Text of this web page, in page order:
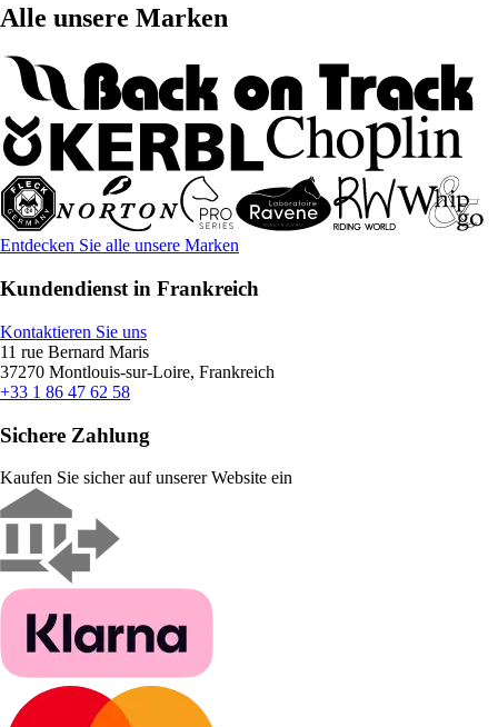
Alle unsere Marken
Entdecken Sie alle unsere Marken
Kundendienst in Frankreich
Kontaktieren Sie uns
11 rue Bernard Maris
37270 Montlouis-sur-Loire, Frankreich
+33 1 86 47 62 58
Sichere Zahlung
Kaufen Sie sicher auf unserer Website ein